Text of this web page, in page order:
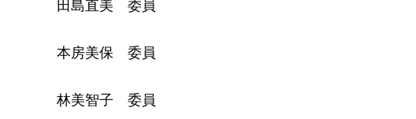
田島直美 委員
本房美保 委員
林美智子 委員